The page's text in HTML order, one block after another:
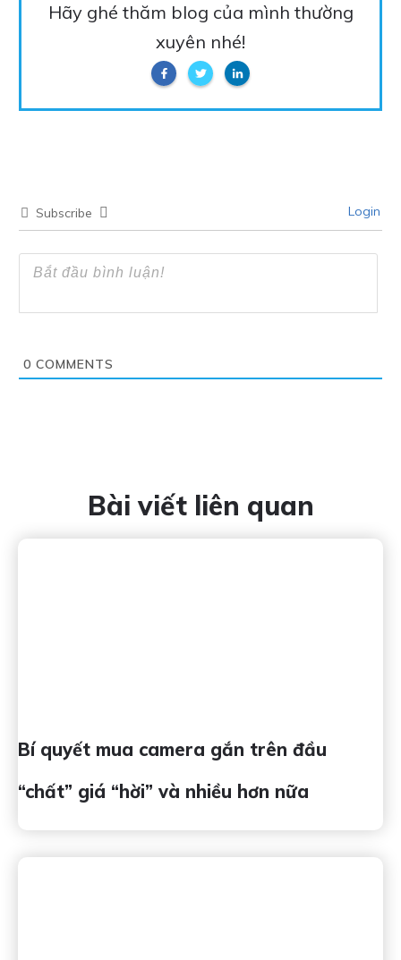
Hãy ghé thăm blog của mình thường
xuyên nhé!
Subscribe Login
0 COMMENTS
Bài viết liên quan
Bí quyết mua camera gắn trên đầu
“chất” giá “hời” và nhiều hơn nữa